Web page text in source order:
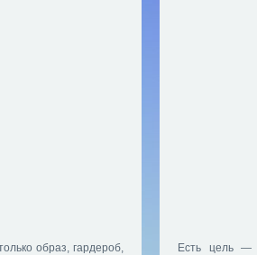
образ, гардероб,
Есть цель —